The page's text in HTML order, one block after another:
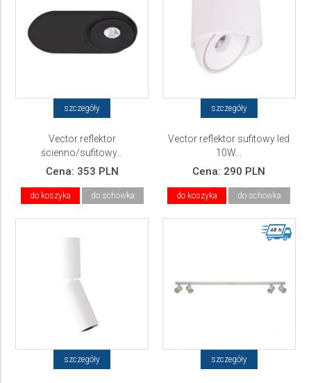
szczegóły
Vector reflektor
ścienno/sufitowy...
Cena: 353 PLN
do koszyka do schowka
szczegóły
Vector reflektor sufitowy led
10W...
Cena: 290 PLN
do koszyka do schowka
szczegóły szczegóły